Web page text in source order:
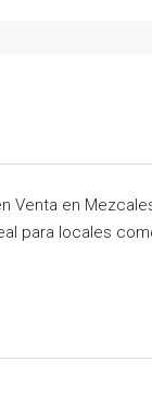
Venta en
para locales